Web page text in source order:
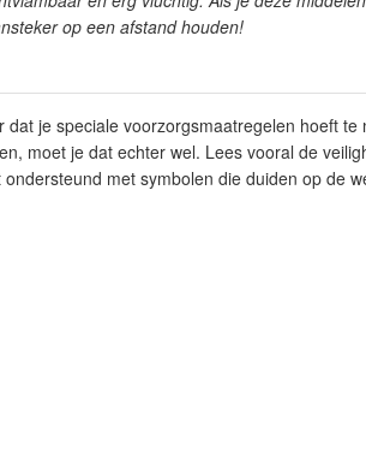
op een afstand houden!
je speciale voorzorgsmaatregelen hoeft te
moet je dat echter wel. Lees vooral de
met symbolen die duiden op de